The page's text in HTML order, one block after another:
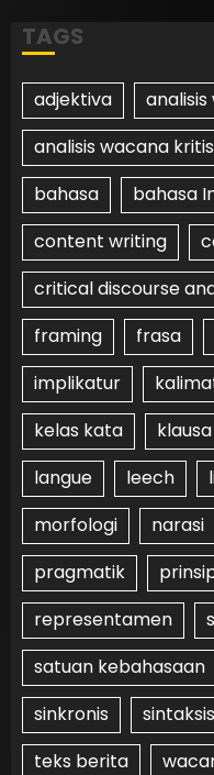
TAGS
adjektiva
analisis wacana kritis
bahasa
bahasa
content writing
critical discourse
framing
frasa
implikatur
kelas kata
klausa
langue
leech
morfologi
narasi
pragmatik
representamen
satuan kebahasaan
sinkronis
sintaksis
teks berita